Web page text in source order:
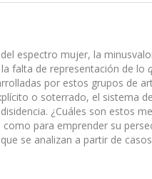
espectro mujer, la
falta de representación de lo
por estos grupos de
o soterrado, el sistema
¿Cuáles son estos
para emprender su
se analizan a partir de